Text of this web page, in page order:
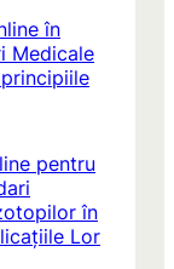
în
Medicale
pentru
în
Lor